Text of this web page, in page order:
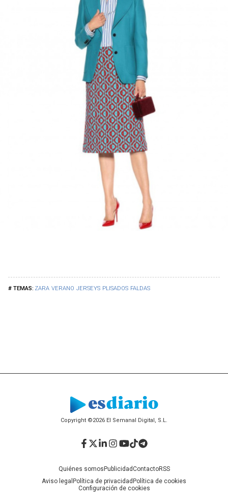
ZARA VERANO JERSEYS PLISADOS FALDAS
Copyright ©2026 El Semanal Digital, S.L.
Quiénes somos PublicidadContactoRSS
Aviso legal Política de privacidad Política de cookies
Configuración de cookies
Facebook
Twitter
LinkedIn
Instagram
YouTube
TikTok
Telegram